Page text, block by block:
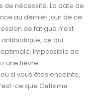
de nécessité. La date de
au dernier jour de ce
de fatigue n’est
ce qui
Impossible de
une fièvre
si vous êtes enceinte,
ce que Cefixime